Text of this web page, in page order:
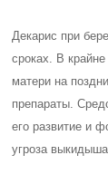
Декарис при
сроках. В
матери на
препараты.
его развитие и
угроза